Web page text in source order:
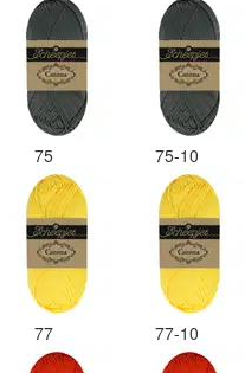
75 75-10
77 77-10